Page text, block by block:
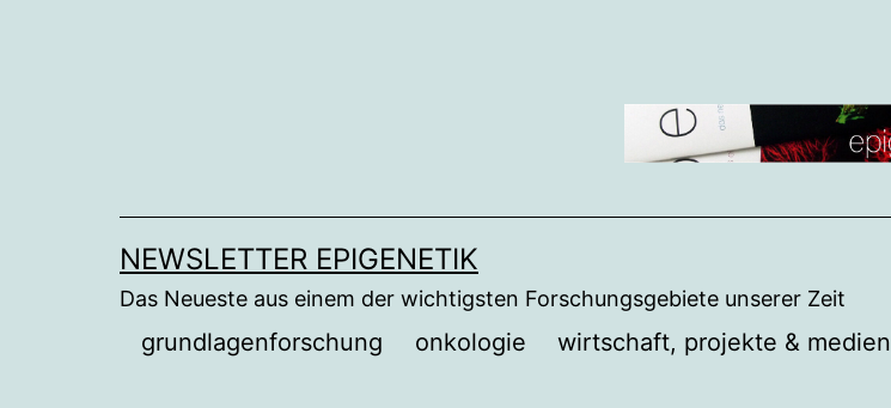
NEWSLETTER EPIGENETIK
Das Neueste aus einem der wichtigsten Forschungsgebiete unserer Zeit
grundlagenforschung onkologie wirtschaft, projekte & medien